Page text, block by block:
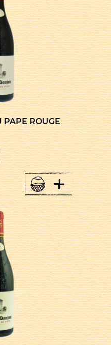
PAPE ROUGE
+